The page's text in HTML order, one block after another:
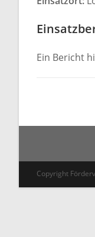
Ein Bericht
Copyright